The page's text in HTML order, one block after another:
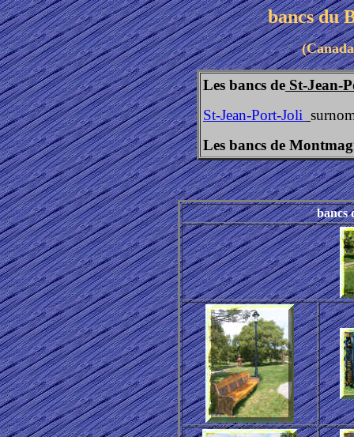
bancs du
(
Les bancs de St-Jean-
St-Jean-Port-Joli
Les bancs de
bancs